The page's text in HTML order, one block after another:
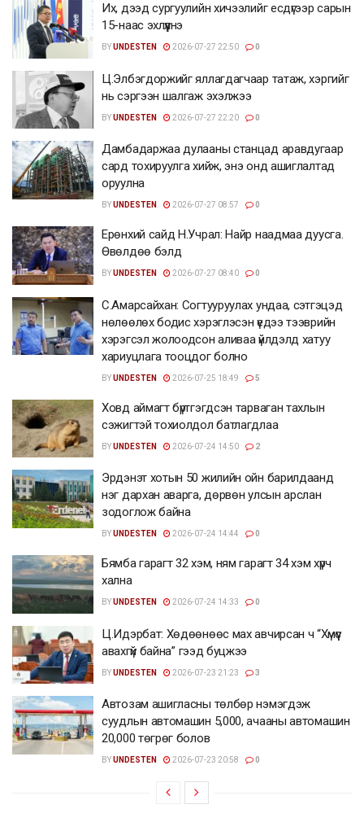
Их, дээд сургуулийн хичээлийг есдүгээр сарын
15-наас эхлүүлнэ
BYUNDESTEN 2026-07-27 22:50 0
Ц.Элбэгдоржийг яллагдагчаар татаж, хэргийг
нь сэргээн шалгаж эхэлжээ
BYUNDESTEN 2026-07-27 22:20 0
Дамбадаржаа дулааны станцад аравдугаар
сард тохируулга хийж, энэ онд ашиглалтад
оруулна
BYUNDESTEN 2026-07-27 08:57 0
Ерөнхий сайд Н.Учрал: Найр наадмаа дуусга.
Өвөлдөө бэлд
BYUNDESTEN 2026-07-27 08:40 0
С.Амарсайхан: Согтууруулах ундаа, сэтгэцэд
нөлөөлөх бодис хэрэглэсэн үедээ тээврийн
хэрэгсэл жолоодсон аливаа үйлдэлд хатуу
хариуцлага тооцдог болно
BYUNDESTEN 2026-07-25 18:49 5
Ховд аймагт бүртгэгдсэн тарваган тахлын
сэжигтэй тохиолдол батлагдлаа
BYUNDESTEN 2026-07-24 14:50 2
Эрдэнэт хотын 50 жилийн ойн барилдаанд
нэг дархан аварга, дөрвөн улсын арслан
зодоглож байна
BYUNDESTEN 2026-07-24 14:44 0
Бямба гарагт 32 хэм, ням гарагт 34 хэм хүрч
хална
BYUNDESTEN 2026-07-24 14:33 0
Ц.Идэрбат: Хөдөөнөөс мах авчирсан ч “Хүмүүс
авахгүй байна” гээд буцжээ
BYUNDESTEN 2026-07-23 21:23 3
Автозам ашигласны төлбөр нэмэгдэж
суудлын автомашин 5,000, ачааны автомашин
20,000 төгрөг болов
BYUNDESTEN 2026-07-23 20:58 0